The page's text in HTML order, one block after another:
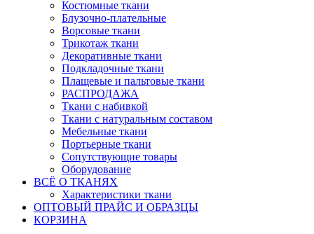
Костюмные ткани
Блузочно-плательные
Ворсовые ткани
Трикотаж ткани
Декоративные ткани
Подкладочные ткани
Плащевые и пальтовые ткани
РАСПРОДАЖА
Ткани с набивкой
Ткани с натуральным составом
Мебельные ткани
Портьерные ткани
Сопутствующие товары
Оборудование
ВСЁ О ТКАНЯХ
Характеристики ткани
ОПТОВЫЙ ПРАЙС И ОБРАЗЦЫ
КОРЗИНА